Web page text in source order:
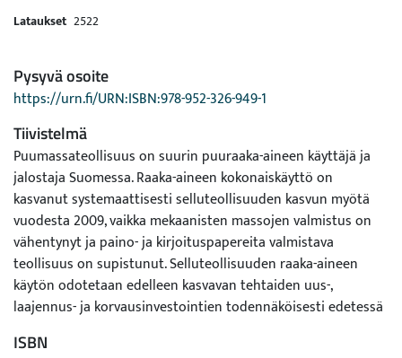
Lataukset 2522
Pysyvä osoite
https://urn.fi/URN:ISBN:978-952-326-949-1
Tiivistelmä
Puumassateollisuus on suurin puuraaka-aineen käyttäjä ja
jalostaja Suomessa. Raaka-aineen kokonaiskäyttö on
kasvanut systemaattisesti selluteollisuuden kasvun myötä
vuodesta 2009, vaikka mekaanisten massojen valmistus on
vähentynyt ja paino- ja kirjoituspapereita valmistava
teollisuus on supistunut. Selluteollisuuden raaka-aineen
käytön odotetaan edelleen kasvavan tehtaiden uus-,
laajennus- ja korvausinvestointien todennäköisesti edetessä
Puumassateollisuudessa käytettävän kuitupuun
ISBN